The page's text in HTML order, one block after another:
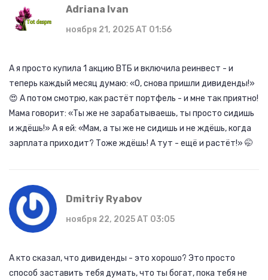
Adriana Ivan
ноября 21, 2025 AT 01:56
А я просто купила 1 акцию ВТБ и включила реинвест - и
теперь каждый месяц думаю: «О, снова пришли дивиденды!»
😍 А потом смотрю, как растёт портфель - и мне так приятно!
Мама говорит: «Ты же не зарабатываешь, ты просто сидишь
и ждёшь!» А я ей: «Мам, а ты же не сидишь и не ждёшь, когда
зарплата приходит? Тоже ждёшь! А тут - ещё и растёт!» 🤭
Dmitriy Ryabov
ноября 22, 2025 AT 03:05
А кто сказал, что дивиденды - это хорошо? Это просто
способ заставить тебя думать, что ты богат, пока тебя не